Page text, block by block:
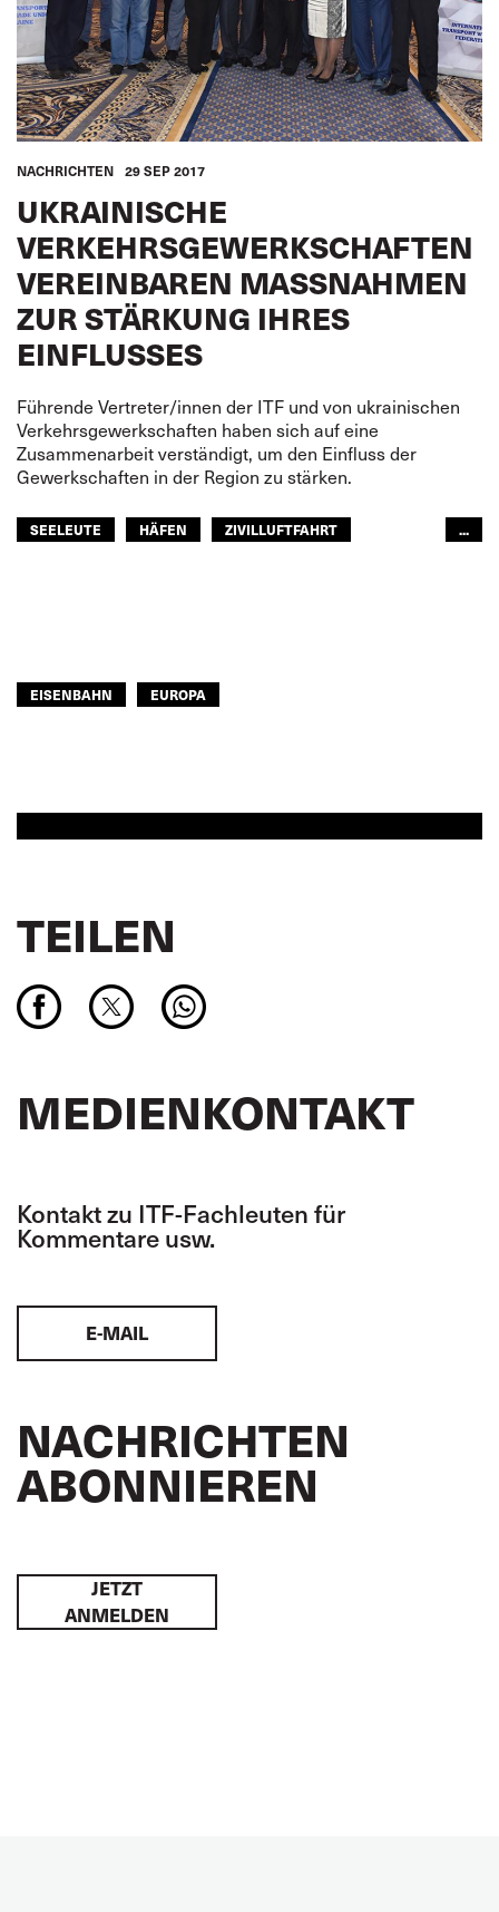
NACHRICHTEN 29 SEP 2017
UKRAINISCHE
VERKEHRSGEWERKSCHAFTEN
VEREINBAREN MASSNAHMEN Z
UR STÄRKUNG IHRES E
INFLUSSES
Führende Vertreter/innen der ITF und von ukrainischen
Verkehrsgewerkschaften haben sich auf eine
Zusammenarbeit verständigt, um den Einfluss der
Gewerkschaften in der Region zu stärken.
SEELEUTE HÄFEN
ZIVILLUFTFAHRT
...
EISENBAHN EUROPA
TEILEN
MEDIENKONTAKT
Kontakt zu ITF-Fachleuten für
Kommentare usw.
E-MAIL
NACHRICHTEN
ABONNIEREN
JETZT
ANMELDEN